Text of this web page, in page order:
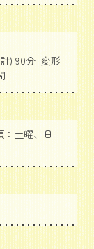
) 90分 変形
土曜、日